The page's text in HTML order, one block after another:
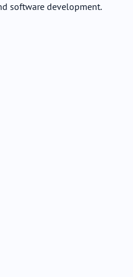
software development.